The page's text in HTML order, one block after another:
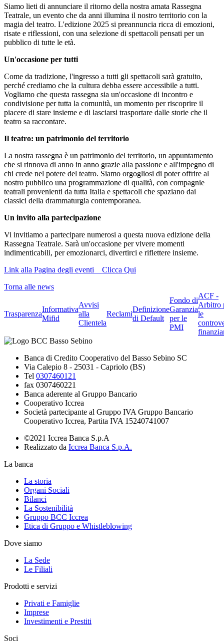
Siamo lieti di annunciare il ritorno della nostra amata Rassegna
Teatrale, un evento che da anni illumina il nostro territorio con la
magia del teatro. L'edizione 2025 si preannuncia ricca di emozioni,
risate e riflessioni, con una selezione di spettacoli pensati per un
pubblico di tutte le età.
Un'occasione per tutti
Come da tradizione, l'ingresso a tutti gli spettacoli sarà gratuito,
perché crediamo che la cultura debba essere accessibile a tutti.
Vogliamo che questa rassegna sia un'occasione di incontro e
condivisione per tutta la comunità, un momento per riscoprire il
piacere di stare insieme e di lasciarsi trasportare dalle storie che il
teatro sa raccontare.
Il teatro: un patrimonio del territorio
La nostra rassegna è un patrimonio del territorio, un appuntamento
che si rinnova di anno in anno grazie alla passione e all'impegno di
chi crede nel potere del teatro. Siamo orgogliosi di poter offrire al
nostro pubblico una programmazione di qualità, con compagnie
teatrali provenienti da tutta Italia e spettacoli che spaziano dai
classici della drammaturgia contemporanea.
Un invito alla partecipazione
Vi invitiamo a partecipare numerosi a questa nuova edizione della
Rassegna Teatrale. Sarà un'occasione per vivere momenti
indimenticabili, per emozionarci, divertirci e riflettere insieme.
Link alla Pagina degli eventi _ Clicca Qui
Torna alle news
Trasparenza
Informativa
Mifid
Avvisi
alla
Clientela
Reclami
Definizione
di Default
Fondo di
Garanzia
per le
PMI
ACF -
Arbitro
le
Banca di Credito Cooperativo del Basso Sebino SC
Via Calepio 8 - 25031 - Capriolo (BS)
Tel 0307460121
fax 0307460221
Banca aderente al Gruppo Bancario
Cooperativo Iccrea
Società partecipante al Gruppo IVA Gruppo Bancario
Cooperativo Iccrea, Partita IVA 15240741007
©2021 Iccrea Banca S.p.A
Realizzato da Iccrea Banca S.p.A.
La banca
La storia
Organi Sociali
Bilanci
La Sostenibilità
Gruppo BCC Iccrea
Etica di Gruppo e Whistleblowing
Dove siamo
La Sede
Le Filiali
Prodotti e servizi
Privati e Famiglie
Imprese
Investimenti e Prestiti
Soci